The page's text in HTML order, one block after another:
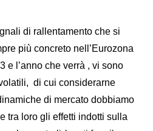
di rallentamento che si
più concreto nell’Eurozona
e l’anno che verrà , vi sono
di cui considerarne
di mercato dobbiamo
tra loro gli effetti indotti sulla